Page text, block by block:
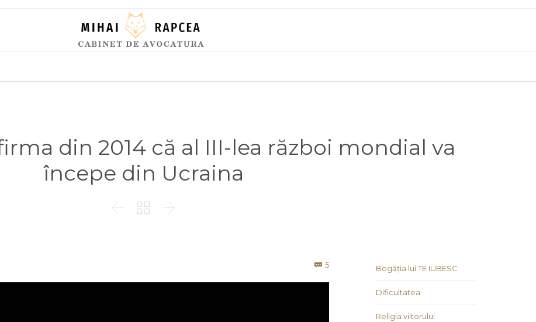
content
din 2014 că al III-lea război mondial va
începe din Ucraina
  
 5Comments Bogăția lui TE IUBESC
Dificultatea
Religia viitorului